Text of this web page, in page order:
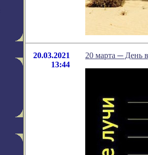
20.03.2021
13:44
20 марта ─ День